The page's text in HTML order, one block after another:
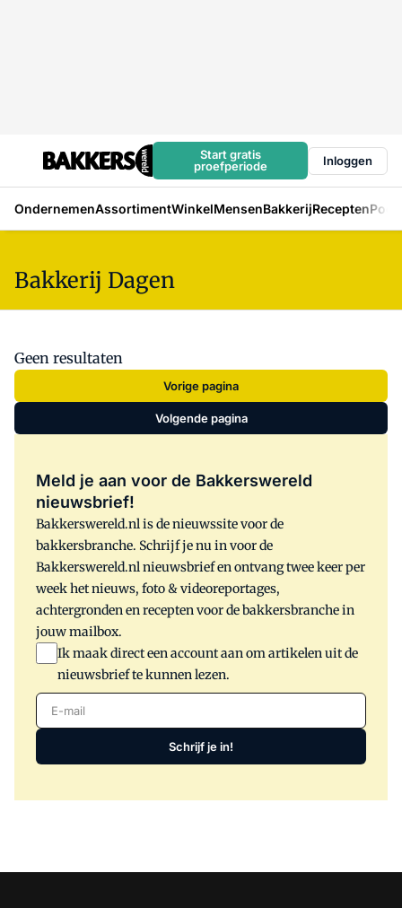
Start gratis
proefperiode
Inloggen
OndernemenAssortimentWinkelMensenBakkerijRecepten
Bakkerij Dagen
Geen resultaten
Vorige pagina
Volgende pagina
Meld je aan voor de Bakkerswereld
nieuwsbrief!
Bakkerswereld.nl is de nieuwssite voor de
bakkersbranche. Schrijf je nu in voor de
Bakkerswereld.nl nieuwsbrief en ontvang twee keer per
week het nieuws, foto & videoreportages,
achtergronden en recepten voor de bakkersbranche in
jouw mailbox.
Ik maak direct een account aan om artikelen uit de
nieuwsbrief te kunnen lezen.
E-mail
Schrijf je in!